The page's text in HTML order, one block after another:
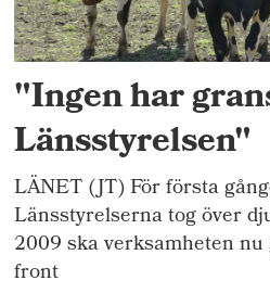
"Ingen har
Länsstyrelsen"
LÄNET (JT) För första
Länsstyrelserna tog över
2009 ska verksamheten
front